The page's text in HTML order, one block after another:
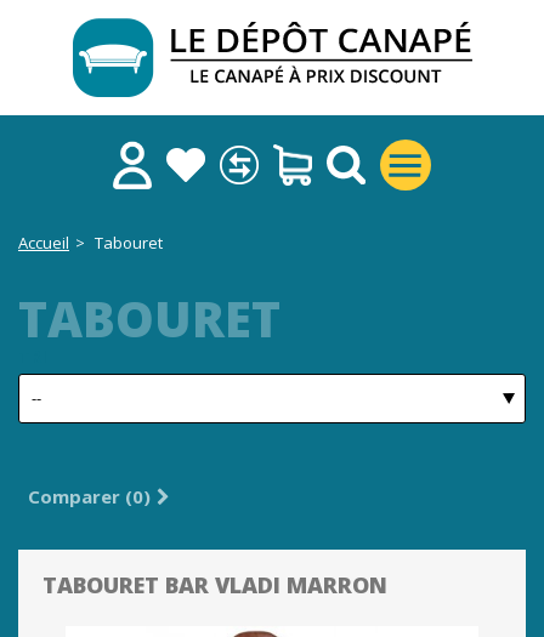
Accueil > Tabouret
TABOURET
Comparer (0)
TABOURET BAR VLADI MARRON